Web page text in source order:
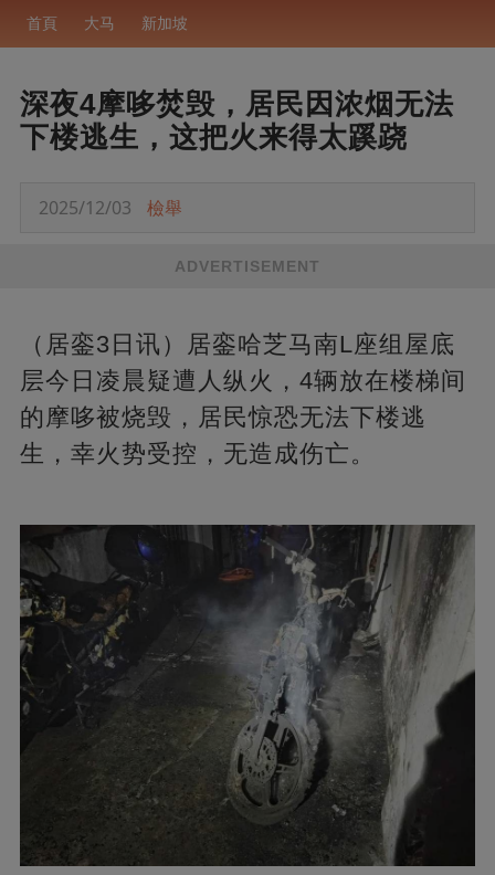
首頁 大马 新加坡
深夜4摩哆焚毁，居民因浓烟无法
下楼逃生，这把火来得太蹊跷
2025/12/03 檢舉
ADVERTISEMENT
（居銮3日讯）居銮哈芝马南L座组屋底
层今日凌晨疑遭人纵火，4辆放在楼梯间
的摩哆被烧毁，居民惊恐无法下楼逃
生，幸火势受控，无造成伤亡。